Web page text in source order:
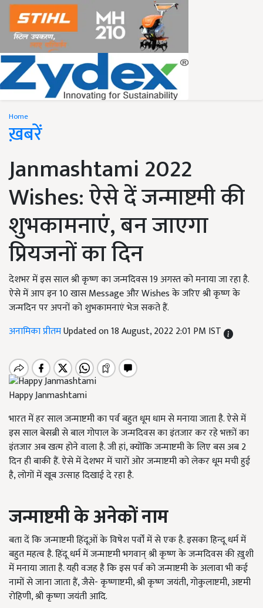
Home
ख़बरें
Janmashtami 2022
Wishes: ऐसे दें जन्माष्टमी की
शुभकामनाएं, बन जाएगा
प्रियजनों का दिन
देशभर में इस साल श्री कृष्ण का जन्मदिवस 19 अगस्त को मनाया जा रहा है.
ऐसे में आप इन 10 खास Message और Wishes के जरिए श्री कृष्ण के
जन्मदिन पर अपनों को शुभकामनाएं भेज सकते हैं.
अनामिका प्रीतमUpdated on 18 August, 2022 2:01 PM IST
Happy Janmashtami
भारत में हर साल जन्माष्टमी का पर्व बहुत धूम धाम से मनाया जाता है. ऐसे में
इस साल बेसब्री से बाल गोपाल के जन्मदिवस का इंतजार कर रहे भक्तों का
इंतजार अब खत्म होने वाला है. जी हां, क्योंकि जन्माष्टमी के लिए बस अब 2
दिन ही बाकी हैं. ऐसे में देशभर में चारों ओर जन्माष्टमी को लेकर धूम मची हुई
है, लोगों में खूब उत्साह दिखाई दे रहा है.
जन्माष्टमी के अनेकों नाम
बता दें कि जन्माष्टमी हिंदूओं के विषेश पर्वों में से एक है. इसका हिन्दू धर्म में
बहुत महत्व है. हिंदू धर्म में जन्माष्टमी भगवान् श्री कृष्ण के जन्मदिवस की ख़ुशी
में मनाया जाता है. यही वजह है कि इस पर्व को जन्माष्टमी के अलावा भी कई
नामों से जाना जाता हैं, जैसे- कृष्णाष्टमी, श्री कृष्ण जयंती, गोकुलाष्टमी, अष्टमी
रोहिणी, श्री कृष्णा जयंती आदि.